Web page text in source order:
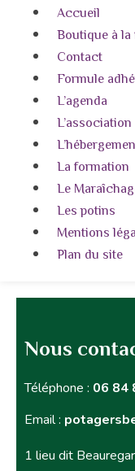
Accueil
Boutique à la
Contact
Formule
L’agenda
L’association
La formation
Le
Les potins
Mentions
Plan du site
Nous
Téléphone : 06 84
Email :
1 lieu dit